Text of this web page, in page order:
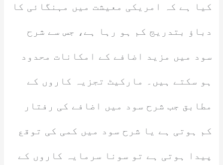
کیا ہے کہ امریکی معیشت میں مہنگائی کا
دباؤ بتدریج کم ہو رہا ہے، جس سے شرح
سود میں مزید اضافے کے امکانات محدود
ہو سکتے ہیں۔ مارکیٹ تجزیہ کاروں کے
مطابق جب شرح سود میں اضافے کی رفتار
کم ہوتی ہے یا شرح سود میں کمی کی توقع
پیدا ہوتی ہے تو سونا سرمایہ کاروں کے